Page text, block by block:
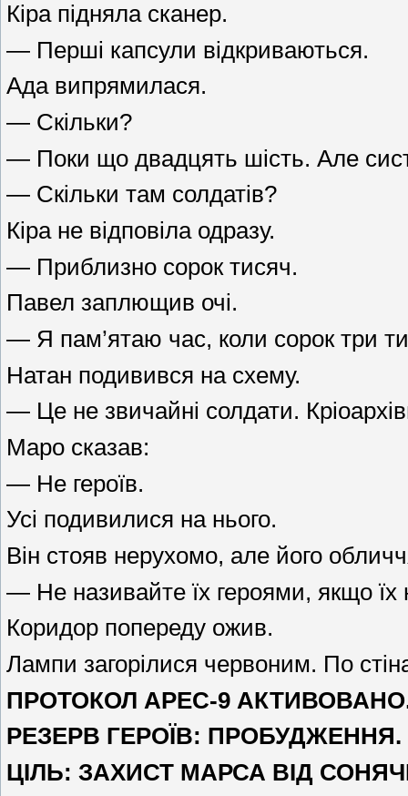
Кіра підняла сканер.
— Перші капсули відкриваються.
Ада випрямилася.
— Скільки?
— Поки що двадцять шість. Але
— Скільки там солдатів?
Кіра не відповіла одразу.
— Приблизно сорок тисяч.
Павел заплющив очі.
— Я пам’ятаю час, коли сорок три
Натан подивився на схему.
— Це не звичайні солдати.
Маро сказав:
— Не героїв.
Усі подивилися на нього.
Він стояв нерухомо, але його
— Не називайте їх героями, якщо їх
Коридор попереду ожив.
Лампи загорілися червоним. По
ПРОТОКОЛ АРЕС-9
РЕЗЕРВ ГЕРОЇВ: ПРОБУДЖЕННЯ.
ЦІЛЬ: ЗАХИСТ МАРСА ВІД